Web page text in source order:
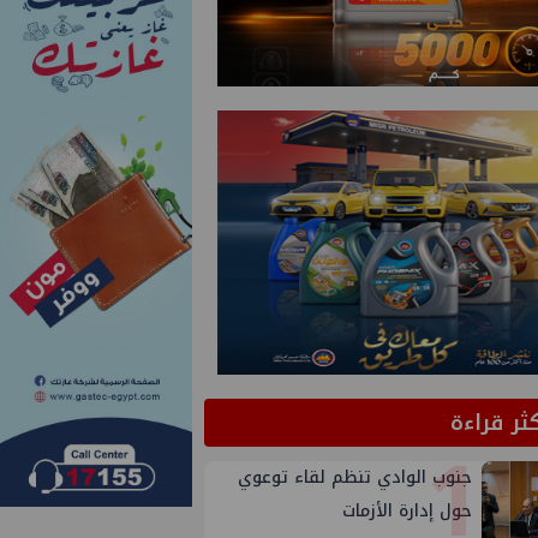
قراءة
جنوب الوادي تنظم لقاء توعوي
حول إدارة الأزمات